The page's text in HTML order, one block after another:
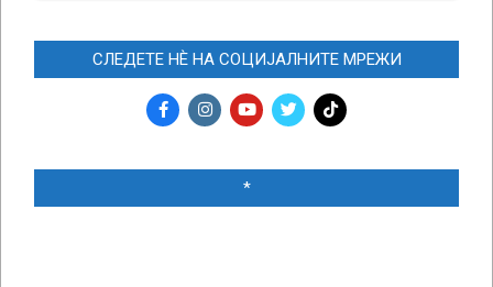
СЛЕДЕТЕ НЀ НА СОЦИЈАЛНИТЕ МРЕЖИ
*